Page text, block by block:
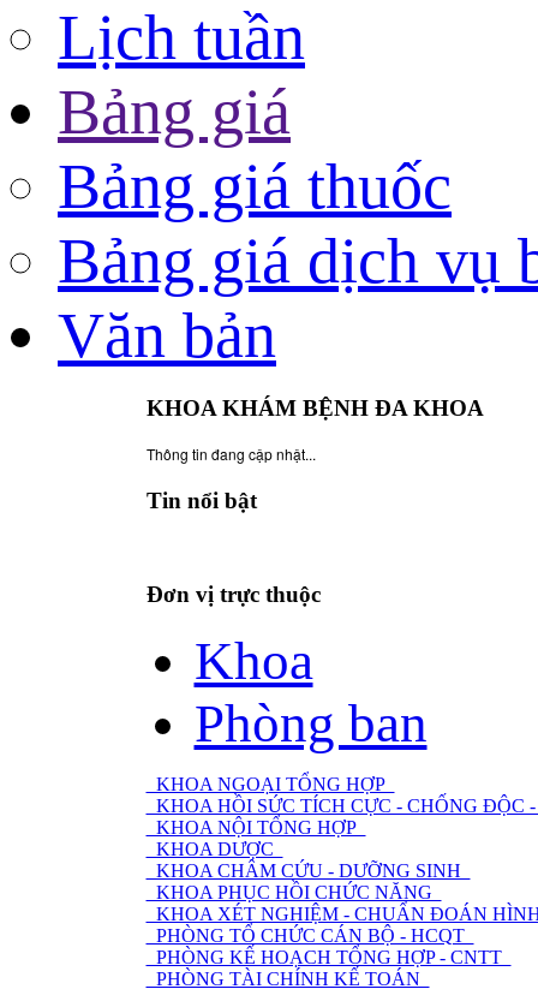
Lịch tuần
Bảng giá
Bảng giá thuốc
Bảng giá dịch vụ
Văn bản
KHOA KHÁM BỆNH ĐA KHOA
Thông tin đang cập nhật...
Tin nổi bật
Đơn vị trực thuộc
Khoa
Phòng ban
KHOA NGOẠI TỔNG HỢP
KHOA HỒI SỨC TÍCH CỰC - CHỐNG
KHOA NỘI TỔNG HỢP
KHOA DƯỢC
KHOA CHÂM CỨU - DƯỠNG SINH
KHOA PHỤC HỒI CHỨC NĂNG
KHOA XÉT NGHIỆM - CHUẨN ĐOÁN
PHÒNG TỔ CHỨC CÁN BỘ - HCQT
PHÒNG KẾ HOẠCH TỔNG HỢP - CNTT
PHÒNG TÀI CHÍNH KẾ TOÁN